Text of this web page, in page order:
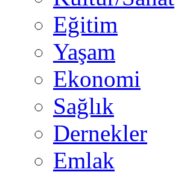
Eğitim
Yaşam
Ekonomi
Sağlık
Dernekler
Emlak